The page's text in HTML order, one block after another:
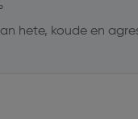
hete, koude en